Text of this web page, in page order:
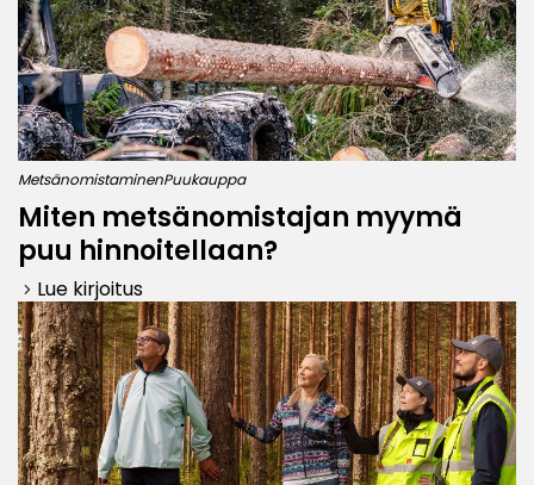
MetsänomistaminenPuukauppa
Miten metsänomistajan myymä
puu hinnoitellaan?
keyboard_arrow_right Lue kirjoitus